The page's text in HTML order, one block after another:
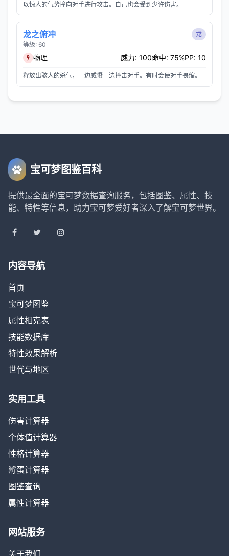
以惊人的气势撞向对手进行攻击。自己也会受到少许伤害。
龙之俯冲
等级: 60
龙
物理 威力: 100命中: 75%PP: 10
释放出骇人的杀气，一边威慑一边撞击对手。有时会使对手畏缩。
宝可梦图鉴百科
提供最全面的宝可梦数据查询服务，包括图鉴、属性、技
能、特性等信息，助力宝可梦爱好者深入了解宝可梦世界。
内容导航
首页
宝可梦图鉴
属性相克表
技能数据库
特性效果解析
世代与地区
实用工具
伤害计算器
个体值计算器
性格计算器
孵蛋计算器
图鉴查询
属性计算器
网站服务
关于我们